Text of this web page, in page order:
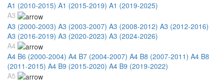
A1 (2010-2015) A1 (2015-2019) A1 (2019-2025)
A3
A3 (2000-2003) A3 (2003-2007) A3 (2008-2012) A3 (2012-2016)
A3 (2016-2019) A3 (2020-2023) A3 (2024-2026)
A4
A4 B6 (2000-2004) A4 B7 (2004-2007) A4 B8 (2007-2011) A4 B8
(2011-2015) A4 B9 (2015-2020) A4 B9 (2019-2022)
A5